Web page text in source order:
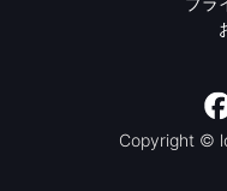
Copyright ©